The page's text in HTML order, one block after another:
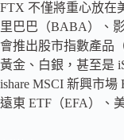
FTX 不僅將重心放在
里巴巴（BABA）、
會推出股市指數產品
黃金、白銀，甚至是
ishare MSCI 新興市場
遠東 ETF（EFA）、